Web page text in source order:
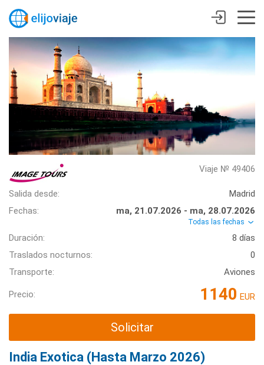
Viaje № 49406
Salida desde:
Madrid
Fechas:
ma, 21.07.2026 - ma, 28.07.2026
Todas las fechas
Duración:
8 días
Traslados nocturnos:
0
Transporte:
Aviones
Precio: 1140 EUR
Solicitar
India Exotica (Hasta Marzo 2026)